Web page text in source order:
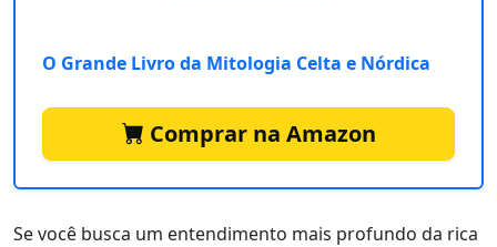
O Grande Livro da Mitologia Celta e Nórdica
Comprar na Amazon
Se você busca um entendimento mais profundo da rica